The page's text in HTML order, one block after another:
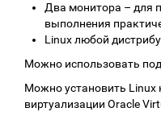
Два монитора – для
выполнения
Linux любой
Можно использовать
Можно установить Linux
виртуализации Oracle